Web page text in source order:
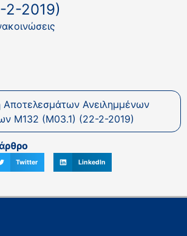
2-2019)
Αποτελεσμάτων Ανειλημμένων
Μ132 (Μ03.1) (22-2-2019)
Twitter LinkedIn